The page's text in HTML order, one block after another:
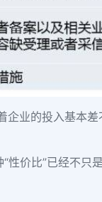
业的投入基本
价比”已经不